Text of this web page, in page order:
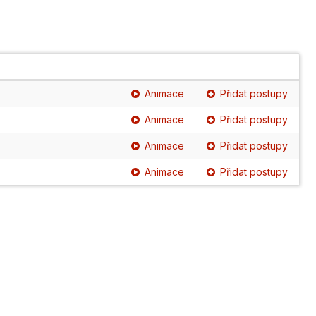
Animace Přidat postupy
Animace Přidat postupy
Animace Přidat postupy
Animace Přidat postupy